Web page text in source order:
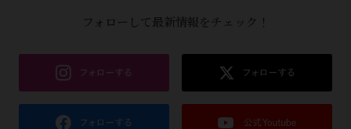
フォローして最新情報をチェック！